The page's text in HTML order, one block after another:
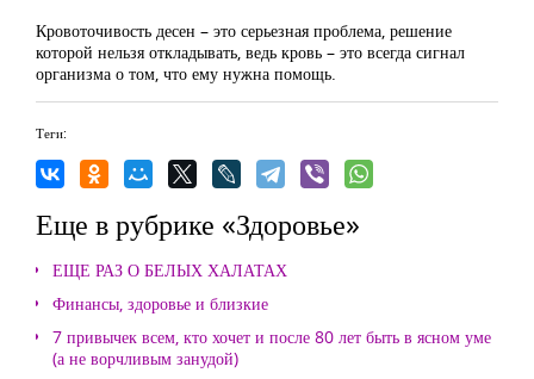
Кровоточивость десен – это серьезная проблема, решение
которой нельзя откладывать, ведь кровь – это всегда сигнал
организма о том, что ему нужна помощь.
Теги:
Еще в рубрике «Здоровье»
ЕЩЕ РАЗ О БЕЛЫХ ХАЛАТАХ
Финансы, здоровье и близкие
7 привычек всем, кто хочет и после 80 лет быть в ясном уме
(а не ворчливым занудой)